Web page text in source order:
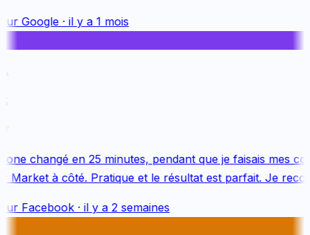
Google· il y a 1 mois
changé en 25 minutes, pendant que je faisais mes
à côté. Pratique et le résultat est parfait. Je
Facebook· il y a 2 semaines